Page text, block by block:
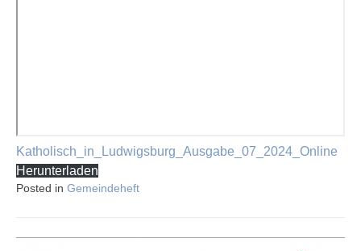
Katholisch_in_Ludwigsburg_Ausgabe_07_2024_Online
Herunterladen
Posted in Gemeindeheft